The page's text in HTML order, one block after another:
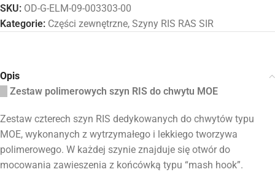
SKU: OD-G-ELM-09-003303-00
Kategorie: Części zewnętrzne, Szyny RIS RAS SIR
Opis
Zestaw polimerowych szyn RIS do chwytu MOE
Zestaw czterech szyn RIS dedykowanych do chwytów typu
MOE, wykonanych z wytrzymałego i lekkiego tworzywa
polimerowego. W każdej szynie znajduje się otwór do
mocowania zawieszenia z końcówką typu “mash hook”.